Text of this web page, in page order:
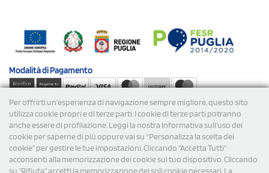
Per offrirti un'esperienza di navigazione sempre migliore, questo sito
utilizza cookie propri e di terze parti. I cookie di terze parti potranno
anche essere di profilazione. Leggi la nostra Informativa sull’uso dei
cookie per saperne di più oppure vai su “Personalizza la scelta dei
cookie” per gestire le tue impostazioni. Cliccando "Accetta Tutti"
acconsenti alla memorizzazione dei cookie sul tuo dispositivo. Cliccando
su "Rifiuta" accetti la memorizzazione dei soli cookie necessari. La
Modalità diPagamento
Spedizioni